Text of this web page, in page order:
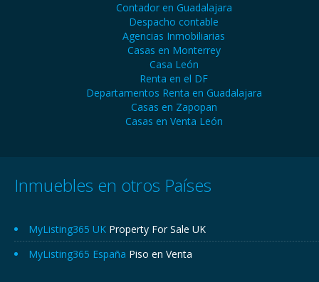
Contador en Guadalajara
Despacho contable
Agencias Inmobiliarias
Casas en Monterrey
Casa León
Renta en el DF
Departamentos Renta en Guadalajara
Casas en Zapopan
Casas en Venta León
Inmuebles en otros Países
MyListing365 UK Property For Sale UK
MyListing365 España Piso en Venta